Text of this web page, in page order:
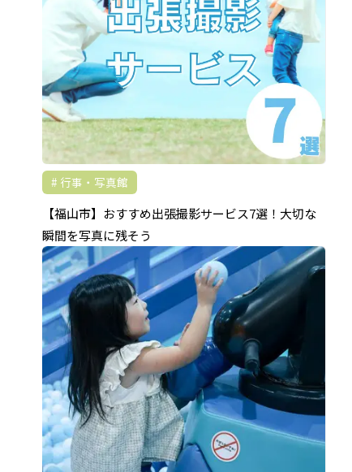
行事・写真館
【福山市】おすすめ出張撮影サービス7選！大切な
瞬間を写真に残そう